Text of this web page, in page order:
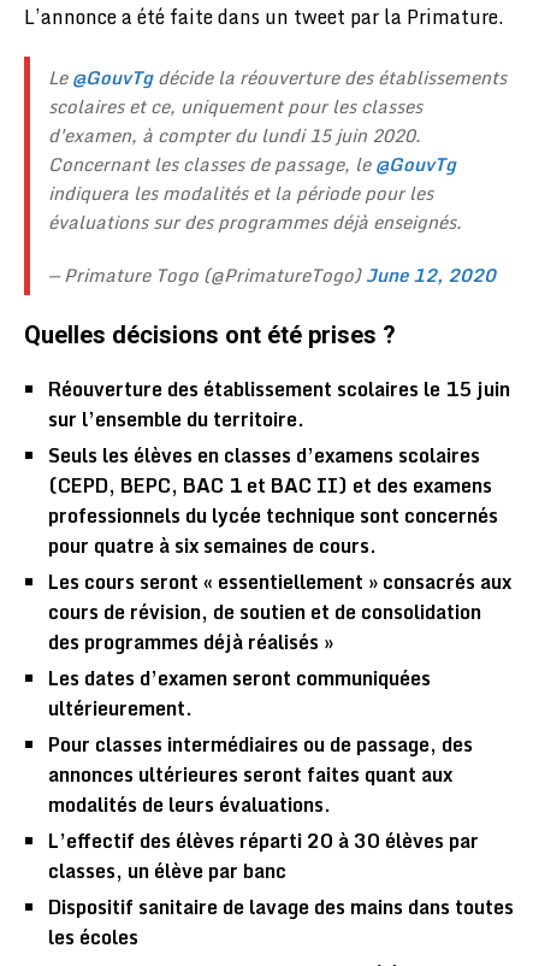
L’annonce a été faite dans un tweet par la Primature.
Le@GouvTgdécide la réouverture des établissements
scolaires et ce, uniquement pour les classes
d'examen, à compter du lundi 15 juin 2020.
Concernant les classes de passage, le@GouvTg
indiquera les modalités et la période pour les
évaluations sur des programmes déjà enseignés.
— Primature Togo (@PrimatureTogo)June 12, 2020
Quelles décisions ont été prises ?
Réouverture des établissement scolaires le 15 juin
sur l’ensemble du territoire.
Seuls les élèves en classes d’examens scolaires
(CEPD, BEPC, BAC 1 et BAC II) et des examens
professionnels du lycée technique sont concernés
pour quatre à six semaines de cours.
Les cours seront « essentiellement » consacrés aux
cours de révision, de soutien et de consolidation
des programmes déjà réalisés »
Les dates d’examen seront communiquées
ultérieurement.
Pour classes intermédiaires ou de passage, des
annonces ultérieures seront faites quant aux
modalités de leurs évaluations.
L’effectif des élèves réparti 20 à 30 élèves par
classes, un élève par banc
Dispositif sanitaire de lavage des mains dans toutes
les écoles